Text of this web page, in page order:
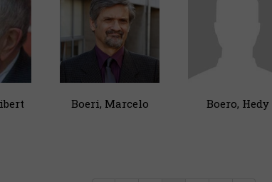
Boeri, Marcelo Boero, Hedy